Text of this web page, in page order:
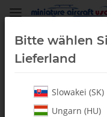
Alle Artikel
Bitte wählen
Lieferland
Slowakei (SK)
Ungarn (HU)